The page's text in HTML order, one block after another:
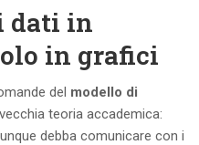
dati in
in grafici
del modello di
teoria accademica:
debba comunicare con i